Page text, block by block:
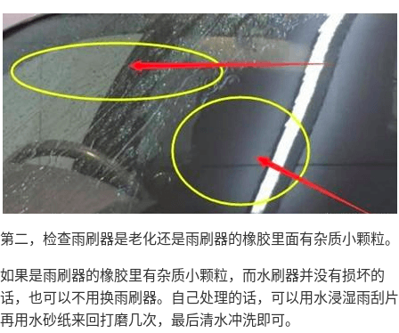
第二，检查雨刷器是老化还是雨刷器的橡胶里面有杂质小颗粒。
如果是雨刷器的橡胶里有杂质小颗粒，而水刷器并没有损坏的
话，也可以不用换雨刷器。自己处理的话，可以用水浸湿雨刮片
再用水砂纸来回打磨几次，最后清水冲洗即可。